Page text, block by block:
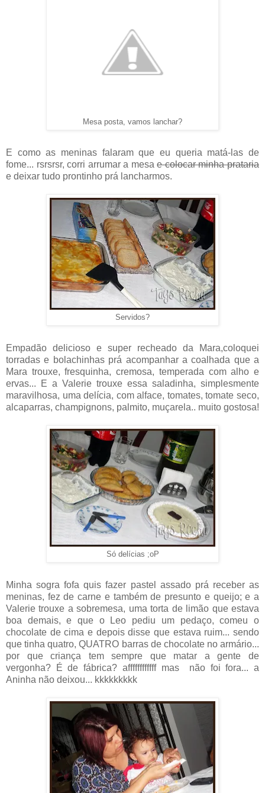
Mesa posta, vamos lanchar?
E como as meninas falaram que eu queria matá-las de
fome... rsrsrsr, corri arrumar a mesae colocar minha prataria
e deixar tudo prontinho prá lancharmos.
Servidos?
Empadão delicioso e super recheado da Mara,coloquei
torradas e bolachinhas prá acompanhar a coalhada que a
Mara trouxe, fresquinha, cremosa, temperada com alho e
ervas... E a Valerie trouxe essa saladinha, simplesmente
maravilhosa, uma delícia, com alface, tomates, tomate seco,
alcaparras, champignons, palmito, muçarela.. muito gostosa!
Só delícias ;oP
Minha sogra fofa quis fazer pastel assado prá receber as
meninas, fez de carne e também de presunto e queijo; e a
Valerie trouxe a sobremesa, uma torta de limão que estava
boa demais, e que o Leo pediu um pedaço, comeu o
chocolate de cima e depois disse que estava ruim... sendo
que tinha quatro, QUATRO barras de chocolate no armário...
por que criança tem sempre que matar a gente de
vergonha? É de fábrica? affffffffffff mas não foi fora... a
Aninha não deixou... kkkkkkkkk